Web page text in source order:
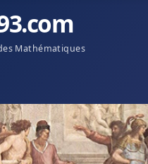
Mathématiques